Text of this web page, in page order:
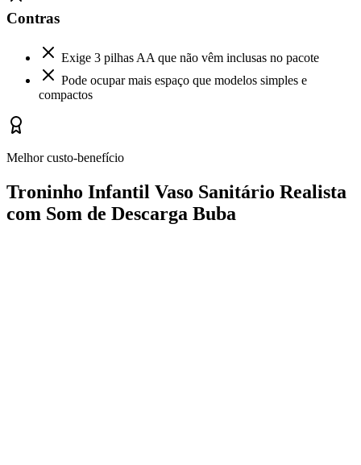
Contras
Exige 3 pilhas AA que não vêm inclusas no pacote
Pode ocupar mais espaço que modelos simples e
compactos
Melhor custo-benefício
Troninho Infantil Vaso Sanitário Realista
com Som de Descarga Buba